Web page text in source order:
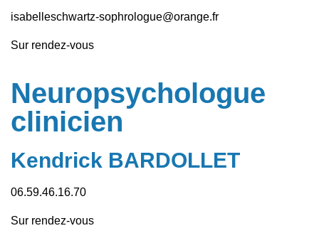
isabelleschwartz-sophrologue@orange.fr
Sur rendez-vous
Neuropsychologue
clinicien
Kendrick BARDOLLET
06.59.46.16.70
Sur rendez-vous